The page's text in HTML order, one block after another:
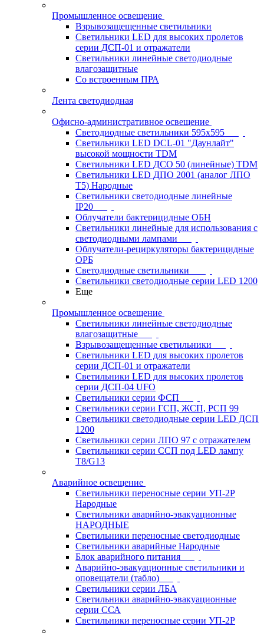
Промышленное освещение
Взрывозащещенные светильники
Светильники LED для высоких пролетов
серии ДСП-01 и отражатели
Светильники линейные светодиодные
влагозащитные
Со встроенным ПРА
Лента светодиодная
Офисно-административное освещение
Светодиодные светильники 595x595
Светильники LED DCL-01 "Даунлайт"
высокой мощности TDM
Светильники LED ДСО 50 (линейные) TDM
Светильники LED ДПО 2001 (аналог ЛПО
Т5) Народные
Светильники светодиодные линейные
IP20
Облучатели бактерицидные ОБН
Светильники линейные для использования с
светодиодными лампами
Облучатели-рециркуляторы бактерицидные
ОРБ
Светодиодные светильники
Светильники светодиодные серии LED 1200
Еще
Промышленное освещение
Светильники линейные светодиодные
влагозащитные
Взрывозащещенные светильники
Светильники LED для высоких пролетов
серии ДСП-01 и отражатели
Светильники LED для высоких пролетов
серии ДСП-04 UFO
Светильники серии ФСП
Светильники серии ГСП, ЖСП, РСП 99
Светильники светодиодные серии LED ДСП
1200
Светильники серии ЛПО 97 с отражателем
Светильники серии ССП под LED лампу
T8/G13
Аварийное освещение
Светильники переносные серии УП-2Р
Народные
Светильники аварийно-эвакуационные
НАРОДНЫЕ
Светильники переносные светодиодные
Светильники аварийные Народные
Блок аварийного питания
Аварийно-эвакуационные светильники и
оповещатели (табло)
Светильники серии ЛБА
Светильники аварийно-эвакуационные
серии ССА
Светильники переносные серии УП-2Р